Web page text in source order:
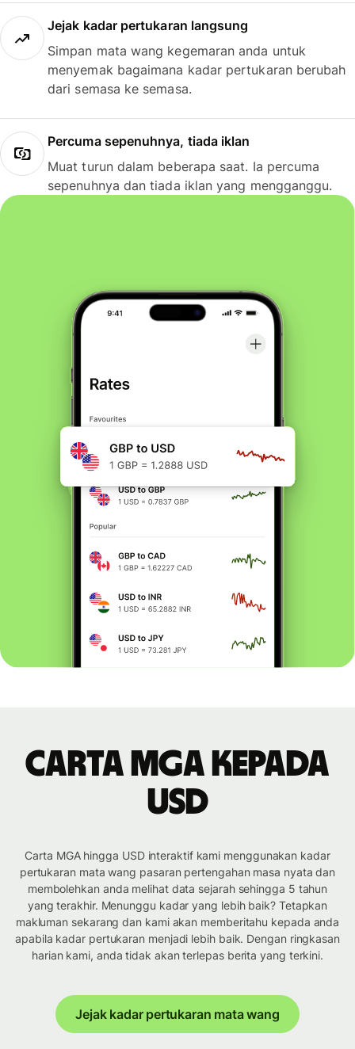
Jejak kadar pertukaran langsung
Simpan mata wang kegemaran anda untuk
menyemak bagaimana kadar pertukaran berubah
dari semasa ke semasa.
Percuma sepenuhnya, tiada iklan
Muat turun dalam beberapa saat. Ia percuma
sepenuhnya dan tiada iklan yang mengganggu.
Carta MGA kepada
USD
Carta MGA hingga USD interaktif kami menggunakan kadar
pertukaran mata wang pasaran pertengahan masa nyata dan
membolehkan anda melihat data sejarah sehingga 5 tahun
yang terakhir. Menunggu kadar yang lebih baik? Tetapkan
makluman sekarang dan kami akan memberitahu kepada anda
apabila kadar pertukaran menjadi lebih baik. Dengan ringkasan
harian kami, anda tidak akan terlepas berita yang terkini.
Jejak kadar pertukaran mata wang